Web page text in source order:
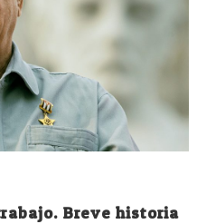
Breve historia